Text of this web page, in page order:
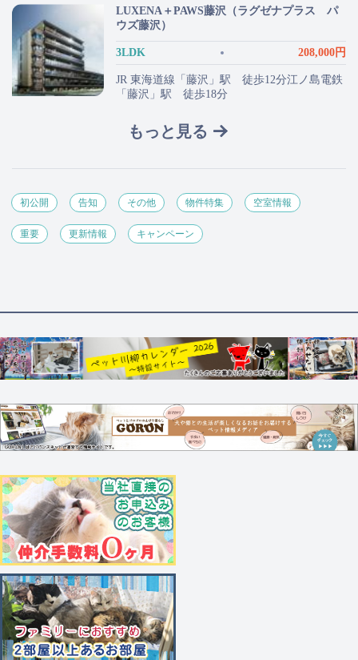
LUXENA＋PAWS藤沢（ラグゼナプラス パ
ウズ藤沢）
3LDK 208,000円
JR 東海道線「藤沢」駅 徒歩12分江ノ島電鉄
「藤沢」駅 徒歩18分
もっと見る
初公開 告知 その他 物件特集 空室情報
重要 更新情報 キャンペーン